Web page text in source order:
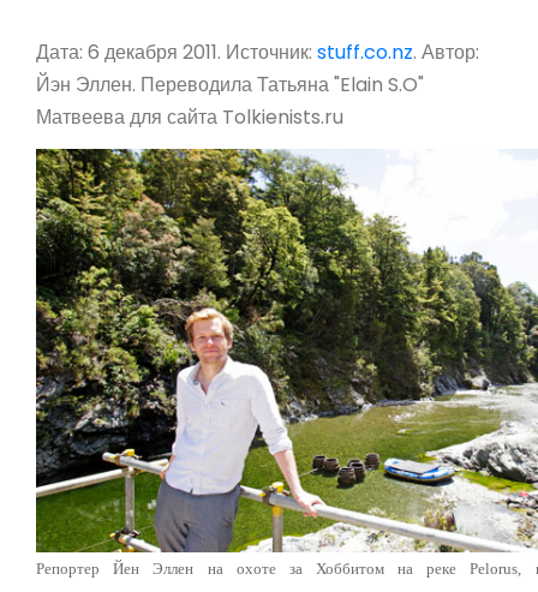
Дата: 6 декабря 2011. Источник: stuff.co.nz. Автор:
Йэн Эллен. Переводила Татьяна "Elain S.O"
Матвеева для сайта Tolkienists.ru
Репортер Йен Эллен на охоте за Хоббитом на реке Pelorus,